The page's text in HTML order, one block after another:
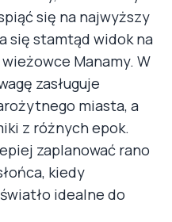
się na najwyższy
się stamtąd widok na
Manamy. W
zasługuje
miasta, a
z różnych epok.
zaplanować rano
kiedy
idealne do